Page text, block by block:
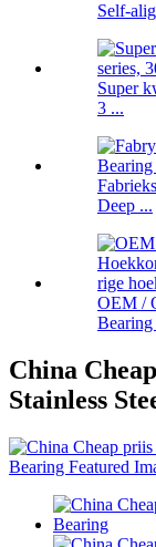
Self-
Super
3 ...
Deep ...
OEM /
Bearing
China
Stainless